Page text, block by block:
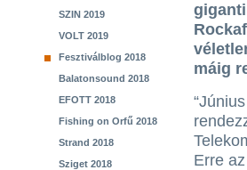
SZIN 2019
VOLT 2019
Fesztiválblog 2018
Balatonsound 2018
EFOTT 2018
Fishing on Orfű 2018
Strand 2018
Sziget 2018
máig
Erre